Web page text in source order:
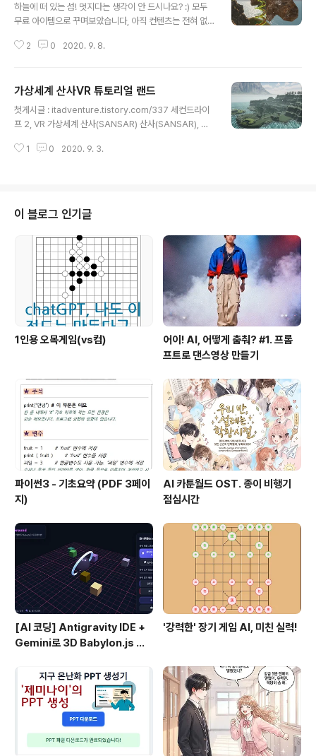
하늘에 떠 있는 섬! 멋지다는 생각이 안 드시나요? :) 모두
무료 아이템으로 꾸며보았습니다, 아직 컨텐츠는 전혀 없
코덱스 검색에 나오게 하는 방법은 간단해요. 내가 만든 월
크 상자가 기본으로 체크되어 있을텐데 체크 해제 해주시
면 됩니다. 그리고 SAVE(저장)하면 끝.
2 0 2020. 9. 8.
가상세계 산사VR 튜토리얼 랜드
첫게시글 : itadventure.tistory.com/337 세컨드라이
프 2, VR 가상세계 산사(SANSAR) 산사(SANSAR), 일
세계 컨텐츠에 접속해보았습니다. 산사는 눈에 고글을 쓰
다. 세컨드라이프2, 산사에서는 무엇이 가능한 가인가를
대체적으로 보려고요. 먼 훗날에 지구상의 기후 변화로 더
이상 외부 활동을 하지 못하는 날이 오게 된다면 어떻게 될
까요? 지금도 코로나로 인하여 마스크를 쓰지 않고서는 밖
에 다닐수가 없는 상황이지요. 비록 대한민국에서는 너..
1 0 2020. 9. 3.
이 블로그 인기글
1인용 오목게임(vs컴)
어이! AI, 어떻게 춤춰? #1. 프롬
프트로 댄스영상 만들기
파이썬3 - 기초요약 (PDF 3페이
지)
AI 카툰월드 OST. 종이 비행기
점심시간
[AI 코딩] Antigravity IDE +
Gemini로 3D Babylon.js 개
'강력한' 장기 게임 AI, 미친 실력!